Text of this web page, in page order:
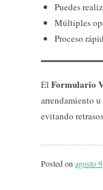
Puedes
Múltiples
Proceso
El Formulario
arrendamiento
evitando
Posted on agosto